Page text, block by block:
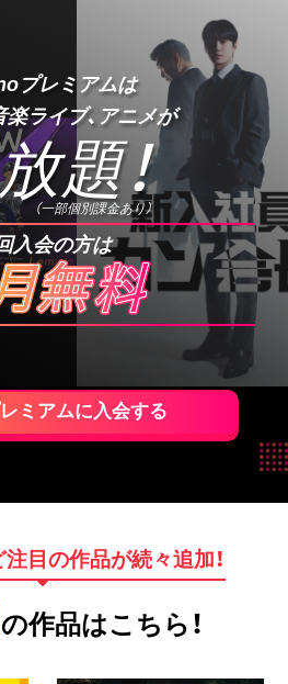
プレミアムは
ライブ、アニメが
題！
（一部個別課金あり）
入会の方は
ミアムに入会する
目の作品が続々追加！
の作品はこちら！